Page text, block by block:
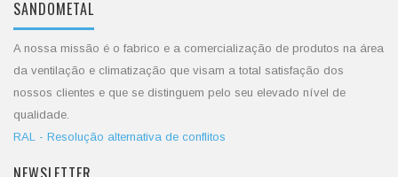
SANDOMETAL
A nossa missão é o fabrico e a comercialização de produtos na área
da ventilação e climatização que visam a total satisfação dos
nossos clientes e que se distinguem pelo seu elevado nível de
qualidade.
RAL - Resolução alternativa de conflitos